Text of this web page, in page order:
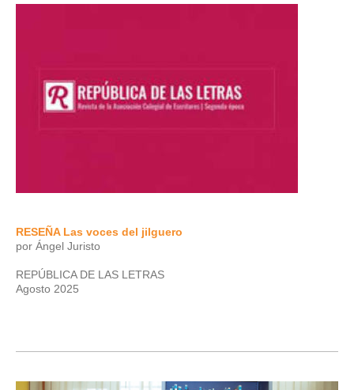
RESEÑA Las voces del jilguero
por Ángel Juristo
REPÚBLICA DE LAS LETRAS
Agosto 2025